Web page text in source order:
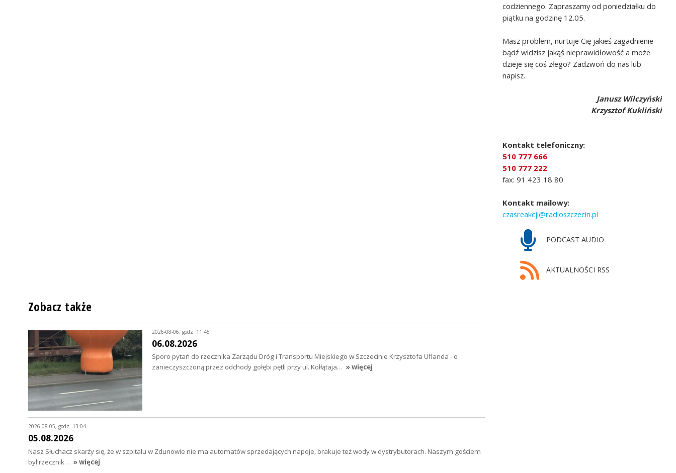
codziennego. Zapraszamy od poniedziałku do
piątku na godzinę 12.05.
Masz problem, nurtuje Cię jakieś zagadnienie
bądź widzisz jakąś nieprawidłowość a może
dzieje się coś złego? Zadzwoń do nas lub
napisz.
Janusz Wilczyński
Krzysztof Kukliński
Kontakt telefoniczny:
510 777 666
510 777 222
fax: 91 423 18 80
Kontakt mailowy:
czasreakcji@radioszczecin.pl
PODCAST AUDIO
AKTUALNOŚCI RSS
Zobacz także
2026-08-06, godz. 11:45
06.08.2026
Sporo pytań do rzecznika Zarządu Dróg i Transportu Miejskiego w Szczecinie Krzysztofa Uflanda - o
zanieczyszczoną przez odchody gołębi pętli przy ul. Kołłątaja… » więcej
2026-08-05, godz. 13:04
05.08.2026
Nasz Słuchacz skarży się, że w szpitalu w Zdunowie nie ma automatów sprzedających napoje, brakuje też wody w dystrybutorach. Naszym gościem
był rzecznik… » więcej